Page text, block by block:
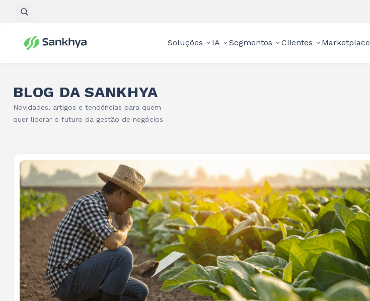
Soluções IA Segmentos Clientes Marketplace
BLOG DA SANKHYA
Novidades, artigos e tendências para quem
quer liderar o futuro da gestão de negócios